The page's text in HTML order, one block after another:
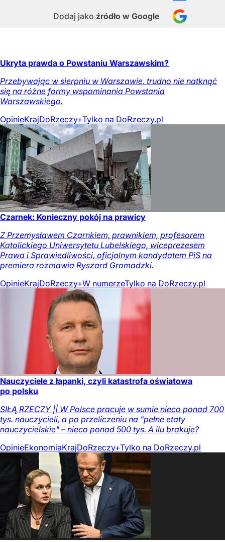
Dodaj jako źródło w Google
Ukryta prawda o Powstaniu Warszawskim?
Przebywając w sierpniu w Warszawie, trudno nie natknąć
się na różne formy wspominania Powstania
Warszawskiego.
OpinieKrajDoRzeczy+Tylko na DoRzeczy.pl
Czarnek: Konieczny pokój na prawicy
Z Przemysławem Czarnkiem, prawnikiem, profesorem
Katolickiego Uniwersytetu Lubelskiego, wiceprezesem
Prawa i Sprawiedliwości, oficjalnym kandydatem PiS na
premiera rozmawia Ryszard Gromadzki.
OpinieKrajDoRzeczy+W numerzeTylko na DoRzeczy.pl
Nauczyciele z łapanki, czyli katastrofa oświatowa
po polsku
SIŁĄ RZECZY || W Polsce pracuje w sumie nieco ponad 700
tys. nauczycieli, a po przeliczeniu na "pełne etaty
nauczycielskie" – nieco ponad 500 tys. A ilu brakuje?
OpinieEkonomiaKrajDoRzeczy+Tylko na DoRzeczy.pl